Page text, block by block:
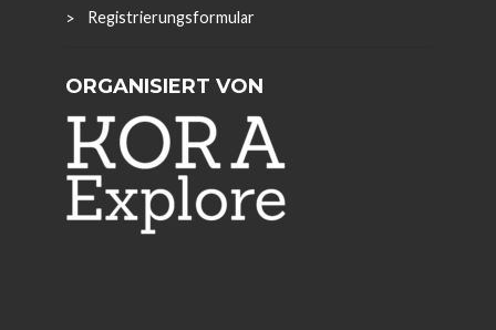
Registrierungsformular
ORGANISIERT VON